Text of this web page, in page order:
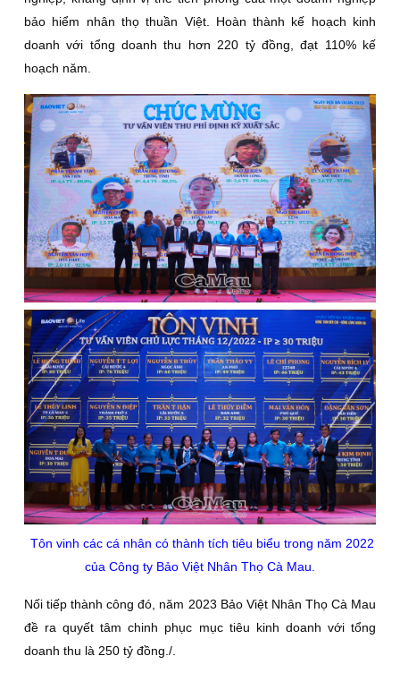
bảo hiểm nhân thọ thuần Việt. Hoàn thành kế hoạch kinh
doanh với tổng doanh thu hơn 220 tỷ đồng, đạt 110% kế
hoạch năm.
Tôn vinh các cá nhân có thành tích tiêu biểu trong năm 2022
của Công ty Bảo Việt Nhân Thọ Cà Mau.
Nối tiếp thành công đó, năm 2023 Bảo Việt Nhân Thọ Cà Mau
đề ra quyết tâm chinh phục mục tiêu kinh doanh với tổng
doanh thu là 250 tỷ đồng./.